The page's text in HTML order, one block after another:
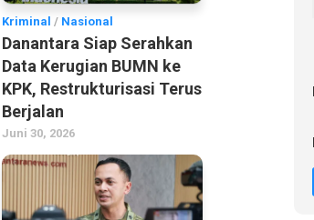
Kriminal / Nasional
Danantara Siap Serahkan
Data Kerugian BUMN ke
KPK, Restrukturisasi Terus
Berjalan
Juni 30, 2026